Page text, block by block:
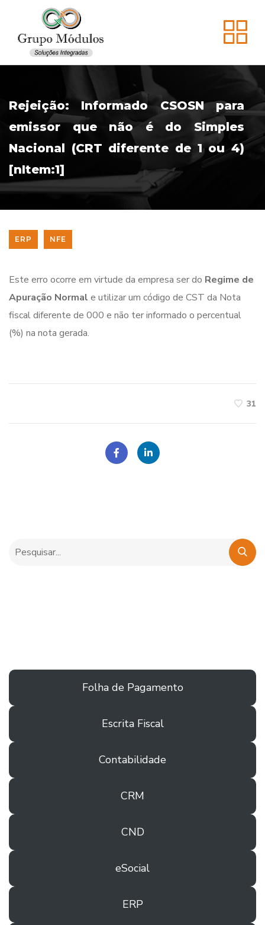
Rejeição: Informado CSOSN para
emissor que não é do Simples
Nacional (CRT diferente de 1 ou 4)
[nItem:1]
ERP NFE
Este erro ocorre em virtude da empresa ser do Regime de
Apuração Normal e utilizar um código de CST da Nota
fiscal diferente de 000 e não ter informado o percentual
(%) na nota gerada.
31
Folha de Pagamento
Escrita Fiscal
Contabilidade
CRM
CND
eSocial
ERP